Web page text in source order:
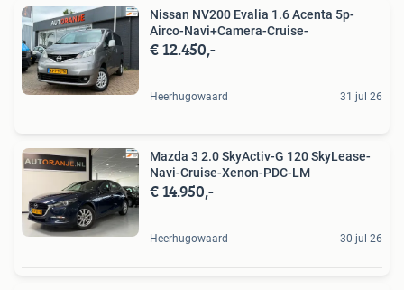
Nissan NV200 Evalia 1.6 Acenta 5p-
Airco-Navi+Camera-Cruise-
€ 12.450,-
Heerhugowaard 31 jul 26
Mazda 3 2.0 SkyActiv-G 120 SkyLease-
Navi-Cruise-Xenon-PDC-LM
€ 14.950,-
Heerhugowaard 30 jul 26